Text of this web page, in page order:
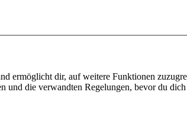
ermöglicht dir, auf weitere Funktionen
und die verwandten Regelungen, bevor du